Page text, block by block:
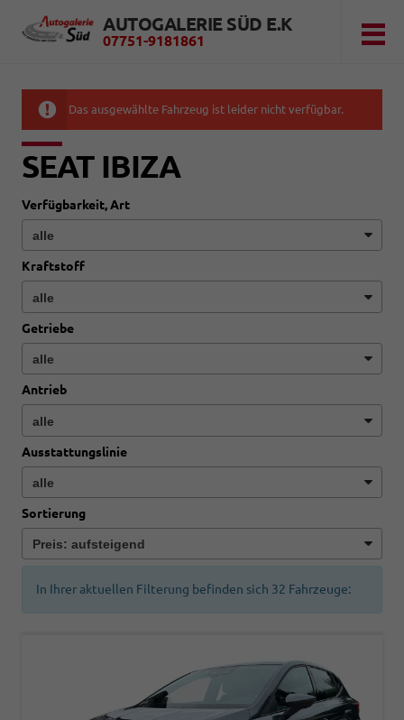
AUTOGALERIE SÜD E.K
07751-9181861
Das ausgewählte Fahrzeug ist leider nicht verfügbar.
SEAT IBIZA
Verfügbarkeit, Art
Kraftstoff
Getriebe
Antrieb
Ausstattungslinie
Sortierung
In Ihrer aktuellen Filterung befinden sich 32 Fahrzeuge: